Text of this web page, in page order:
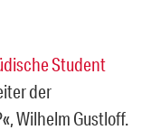
Student
der
Wilhelm Gustloff.